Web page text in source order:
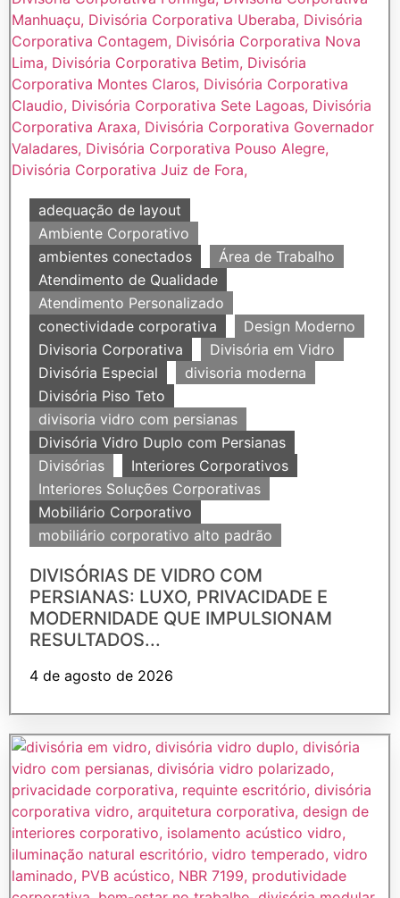
adequação de layout
Ambiente Corporativo
ambientes conectados
Área de Trabalho
Atendimento de Qualidade
Atendimento Personalizado
conectividade corporativa
Design Moderno
Divisoria Corporativa
Divisória em Vidro
Divisória Especial
divisoria moderna
Divisória Piso Teto
divisoria vidro com persianas
Divisória Vidro Duplo com Persianas
Divisórias
Interiores Corporativos
Interiores Soluções Corporativas
Mobiliário Corporativo
mobiliário corporativo alto padrão
DIVISÓRIAS DE VIDRO COM
PERSIANAS: LUXO, PRIVACIDADE E
MODERNIDADE QUE IMPULSIONAM
RESULTADOS...
4 de agosto de 2026